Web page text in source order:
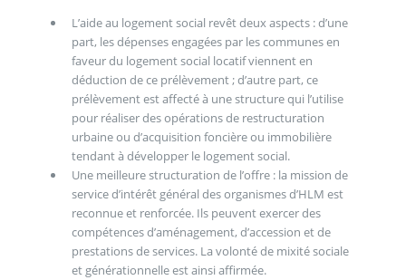
L’aide au logement social revêt deux aspects : d’une
part, les dépenses engagées par les communes en
faveur du logement social locatif viennent en
déduction de ce prélèvement ; d’autre part, ce
prélèvement est affecté à une structure qui l’utilise
pour réaliser des opérations de restructuration
urbaine ou d’acquisition foncière ou immobilière
tendant à développer le logement social.
Une meilleure structuration de l’offre : la mission de
service d’intérêt général des organismes d’HLM est
reconnue et renforcée. Ils peuvent exercer des
compétences d’aménagement, d’accession et de
prestations de services. La volonté de mixité sociale
et générationnelle est ainsi affirmée.